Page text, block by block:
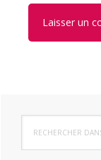
Barre
latérale
dans
ce